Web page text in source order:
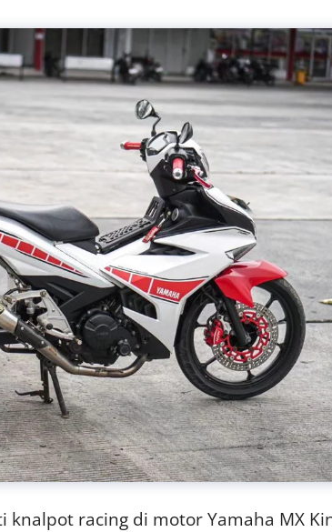
knalpot racing di motor Yamaha MX